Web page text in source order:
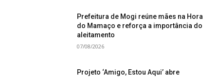
Prefeitura de Mogi reúne mães na Hora
do Mamaço e reforça a importância do
aleitamento
07/08/2026
Projeto ‘Amigo, Estou Aqui’ abre